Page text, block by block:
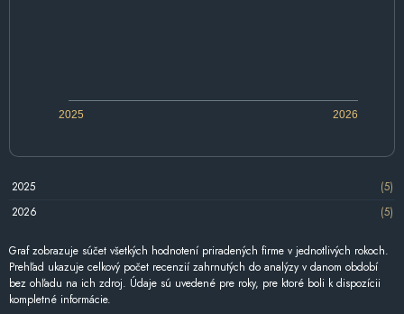
2025 2026
2025
(5)
2026
(5)
Graf zobrazuje súčet všetkých hodnotení priradených firme v jednotlivých rokoch.
Prehľad ukazuje celkový počet recenzií zahrnutých do analýzy v danom období
bez ohľadu na ich zdroj. Údaje sú uvedené pre roky, pre ktoré boli k dispozícii
kompletné informácie.